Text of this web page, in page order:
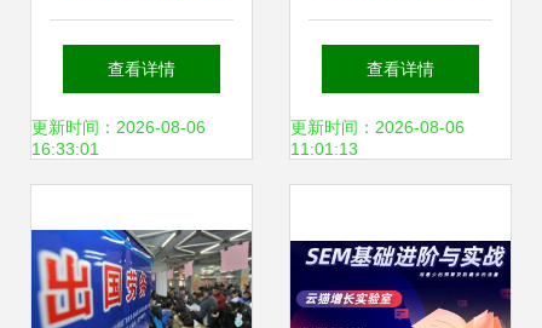
境中介机构资格认
定审批相关事宜的
查看详情
更新时间：2026-08-06
16:33:01
造因私出入境中介
服务新标杆 一件事
化服务暖人心
查看详情
更新时间：2026-08-06
11:01:13